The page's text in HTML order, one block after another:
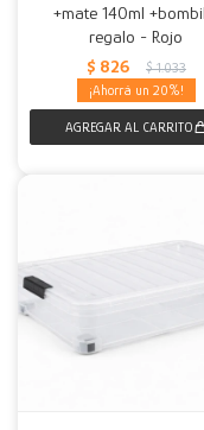
+mate 140ml
regalo - Rojo
$ 826 $ 1.033
20